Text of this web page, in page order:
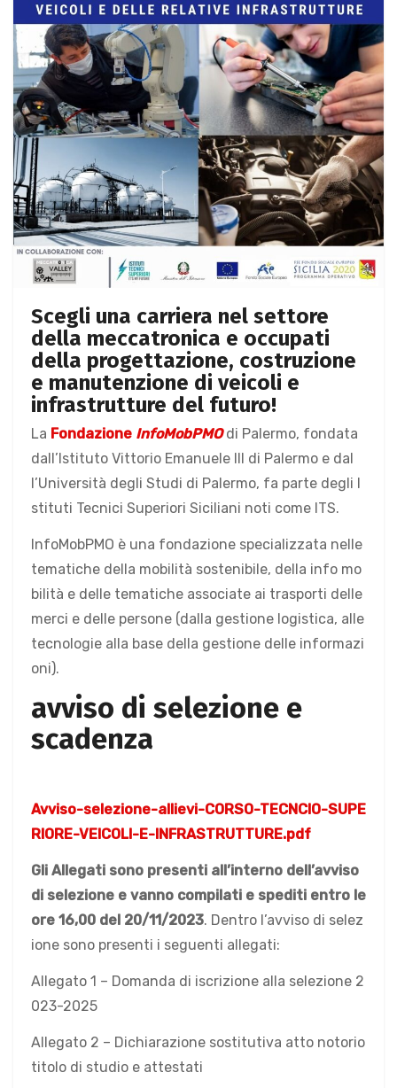
Scegli una carriera nel settore
della meccatronica e occupati
della progettazione, costruzione
e manutenzione di veicoli e
infrastrutture del futuro!
La Fondazione InfoMobPMOdi Palermo, fondata
dall’Istituto Vittorio Emanuele III di Palermo e dal
l’Università degli Studi di Palermo, fa parte degli I
stituti Tecnici Superiori Siciliani noti come ITS.
InfoMobPMO è una fondazione specializzata nelle
tematiche della mobilità sostenibile, della info mo
bilità e delle tematiche associate ai trasporti delle
merci e delle persone (dalla gestione logistica, alle
tecnologie alla base della gestione delle informazi
oni).
avviso di selezione e
scadenza
Avviso-selezione-allievi-CORSO-TECNCIO-SUPE
RIORE-VEICOLI-E-INFRASTRUTTURE.pdf
Gli Allegati sono presenti all’interno dell’avviso
di selezione e vanno compilati e spediti entro le
ore 16,00 del 20/11/2023. Dentro l’avviso di selez
ione sono presenti i seguenti allegati:
Allegato 1 – Domanda di iscrizione alla selezione 2
023-2025
Allegato 2 – Dichiarazione sostitutiva atto notorio
titolo di studio e attestati